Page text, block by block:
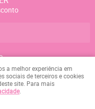
084.158.107-09
a melhor experiência em
sociais de terceiros e cookies
site. Para mais
.